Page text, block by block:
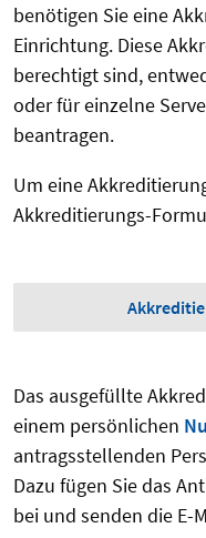
benötigen Sie eine
Einrichtung. Diese
berechtigt sind,
oder für einzelne
beantragen.
Um eine
Akkreditierungs-
Das ausgefüllte
einem persönlichen
antragsstellenden
Dazu fügen Sie das
bei und senden die E-